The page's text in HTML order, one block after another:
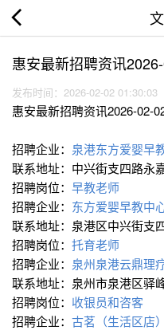
惠安最新招聘资讯
发布时间：2026-02-02 01:30:03
惠安最新招聘资讯2026-02-
招聘企业： 泉港东方爱婴早
联系地址：中兴街支四路永
招聘岗位： 早教老师
招聘企业： 东方爱婴早教中
联系地址：泉港区中兴街支
招聘岗位： 托育老师
招聘企业： 泉州泉港云鼎理
联系地址：泉州市泉港区驿
招聘岗位： 收银员和咨客
招聘企业： 古茗（生活区店）